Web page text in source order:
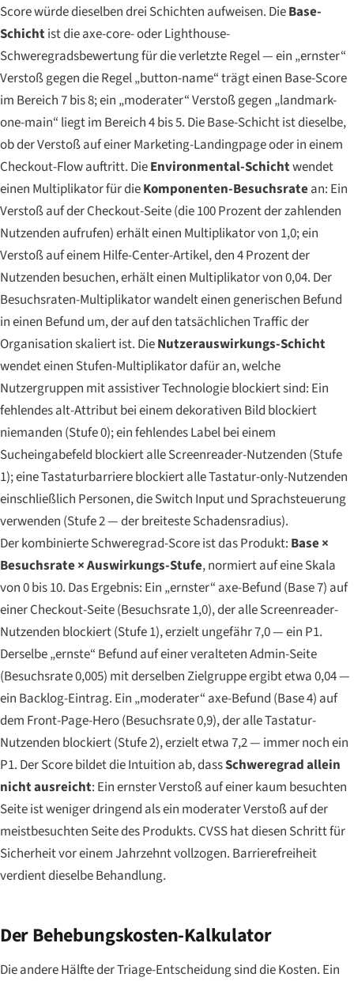
Score würde dieselben drei Schichten aufweisen. DieBase-
Schichtist die axe-core- oder Lighthouse-
Schweregradsbewertung für die verletzte Regel — ein „ernster“
Verstoß gegen die Regel „button-name“ trägt einen Base-Score
im Bereich 7 bis 8; ein „moderater“ Verstoß gegen „landmark-
one-main“ liegt im Bereich 4 bis 5. Die Base-Schicht ist dieselbe,
ob der Verstoß auf einer Marketing-Landingpage oder in einem
Checkout-Flow auftritt. DieEnvironmental-Schichtwendet
einen Multiplikator für dieKomponenten-Besuchsratean: Ein
Verstoß auf der Checkout-Seite (die 100 Prozent der zahlenden
Nutzenden aufrufen) erhält einen Multiplikator von 1,0; ein
Verstoß auf einem Hilfe-Center-Artikel, den 4 Prozent der
Nutzenden besuchen, erhält einen Multiplikator von 0,04. Der
Besuchsraten-Multiplikator wandelt einen generischen Befund
in einen Befund um, der auf den tatsächlichen Traffic der
Organisation skaliert ist. DieNutzerauswirkungs-Schicht
wendet einen Stufen-Multiplikator dafür an, welche
Nutzergruppen mit assistiver Technologie blockiert sind: Ein
fehlendes alt-Attribut bei einem dekorativen Bild blockiert
niemanden (Stufe 0); ein fehlendes Label bei einem
Sucheingabefeld blockiert alle Screenreader-Nutzenden (Stufe
1); eine Tastaturbarriere blockiert alle Tastatur-only-Nutzenden
einschließlich Personen, die Switch Input und Sprachsteuerung
verwenden (Stufe 2 — der breiteste Schadensradius).
Der kombinierte Schweregrad-Score ist das Produkt: Base ×
Besuchsrate × Auswirkungs-Stufe, normiert auf eine Skala
von 0 bis 10. Das Ergebnis: Ein „ernster“ axe-Befund (Base 7) auf
einer Checkout-Seite (Besuchsrate 1,0), der alle Screenreader-
Nutzenden blockiert (Stufe 1), erzielt ungefähr 7,0 — ein P1.
Derselbe „ernste“ Befund auf einer veralteten Admin-Seite
(Besuchsrate 0,005) mit derselben Zielgruppe ergibt etwa 0,04 —
ein Backlog-Eintrag. Ein „moderater“ axe-Befund (Base 4) auf
dem Front-Page-Hero (Besuchsrate 0,9), der alle Tastatur-
Nutzenden blockiert (Stufe 2), erzielt etwa 7,2 — immer noch ein
P1. Der Score bildet die Intuition ab, dassSchweregrad allein
nicht ausreicht: Ein ernster Verstoß auf einer kaum besuchten
Seite ist weniger dringend als ein moderater Verstoß auf der
meistbesuchten Seite des Produkts. CVSS hat diesen Schritt für
Sicherheit vor einem Jahrzehnt vollzogen. Barrierefreiheit
verdient dieselbe Behandlung.
Der Behebungskosten-Kalkulator
Die andere Hälfte der Triage-Entscheidung sind die Kosten. Ein